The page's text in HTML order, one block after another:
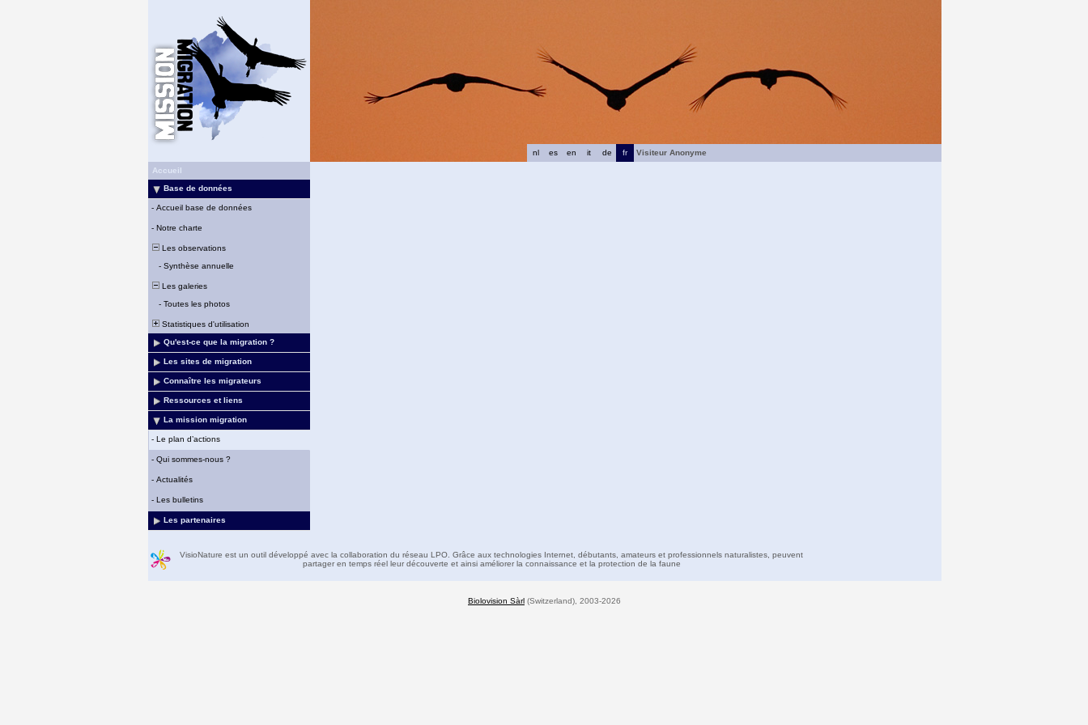
fr
de
it
en
es
nl
Visiteur Anonyme
Accueil
Base de données
- Accueil base de données
- Notre charte
Les observations
- Synthèse annuelle
Les galeries
- Toutes les photos
Statistiques d'utilisation
Qu'est-ce que la migration ?
Les sites de migration
Connaître les migrateurs
Ressources et liens
La mission migration
- Le plan d’actions
- Qui sommes-nous ?
- Actualités
- Les bulletins
Les partenaires
VisioNature est un outil développé avec la collaboration du réseau LPO. Grâce aux technologies Internet, débutants, amateurs et professionnels naturalistes, peuvent
partager en temps réel leur découverte et ainsi améliorer la connaissance et la protection de la faune
Biolovision Sàrl (Switzerland), 2003-2026